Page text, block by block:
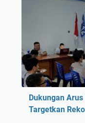
Dukungan
Targetkan